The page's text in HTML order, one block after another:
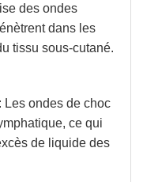
des ondes
dans les
tissu sous-cutané.
: Les ondes de choc
ce qui
de liquide des